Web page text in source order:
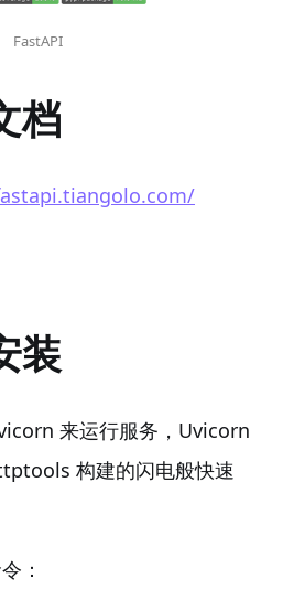
FastAPI
档
装
来运行服务，Uvicorn
构建的闪电般快速
：